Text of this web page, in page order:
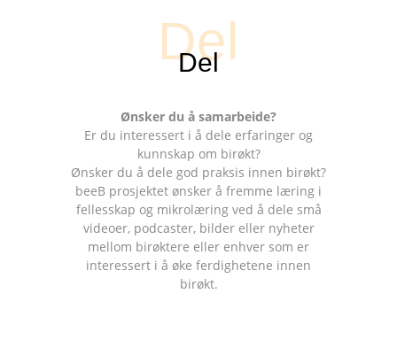
Ønsker du å samarbeide?
Er du interessert i å dele erfaringer og
kunnskap om birøkt?
Ønsker du å dele god praksis innen birøkt?
beeB prosjektet ønsker å fremme læring i
fellesskap og mikrolæring ved å dele små
videoer, podcaster, bilder eller nyheter
mellom birøktere eller enhver som er
interessert i å øke ferdighetene innen
birøkt.